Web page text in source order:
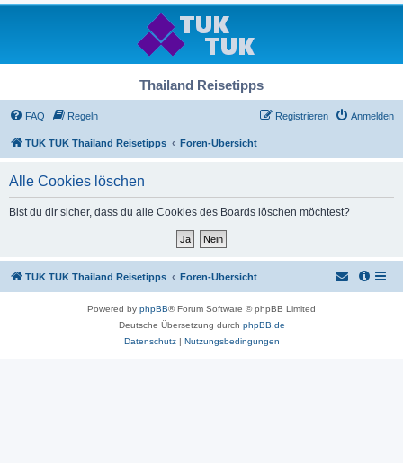
Thailand Reisetipps
FAQ Regeln Anmelden
Registrieren
TUK TUK Thailand Reisetipps Foren-Übersicht
Alle Cookies löschen
Bist du dir sicher, dass du alle Cookies des Boards löschen möchtest?
TUK TUK Thailand Reisetipps Foren-Übersicht
Powered by phpBB® Forum Software © phpBB Limited
Deutsche Übersetzung durch phpBB.de
Datenschutz| Nutzungsbedingungen